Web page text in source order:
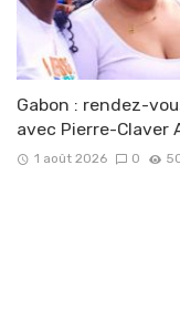
Gabon : rendez-
avec Pierre-Claver
1 août 2026 0